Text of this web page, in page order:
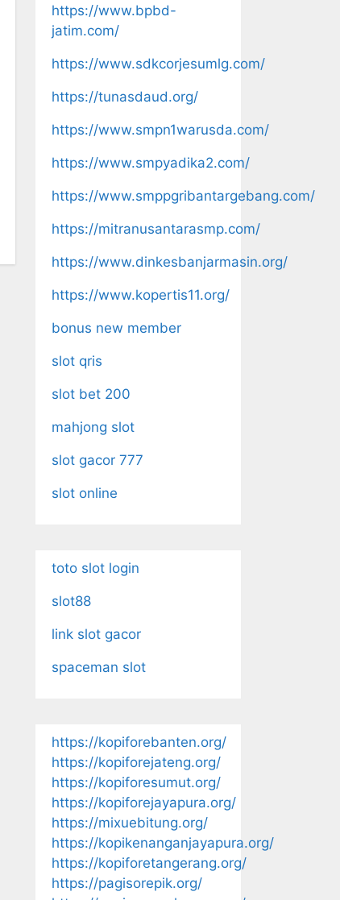
https://www.bpbd-
jatim.com/
https://www.sdkcorjesumlg.com/
https://tunasdaud.org/
https://www.smpn1warusda.com/
https://www.smpyadika2.com/
https://www.smppgribantargebang.com/
https://mitranusantarasmp.com/
https://www.dinkesbanjarmasin.org/
https://www.kopertis11.org/
bonus new member
slot qris
slot bet 200
mahjong slot
slot gacor 777
slot online
toto slot login
slot88
link slot gacor
spaceman slot
https://kopiforebanten.org/
https://kopiforejateng.org/
https://kopiforesumut.org/
https://kopiforejayapura.org/
https://mixuebitung.org/
https://kopikenanganjayapura.org/
https://kopiforetangerang.org/
https://pagisorepik.org/